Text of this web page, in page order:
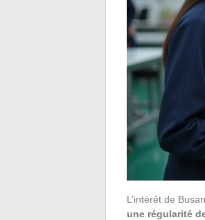
L’intérêt de
une régularité